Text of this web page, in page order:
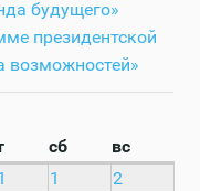
будущего»
президентской
возможностей»
сб
вс
1
2